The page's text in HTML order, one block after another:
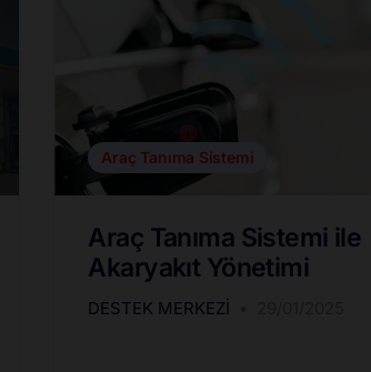
Araç Tanıma Sistemi
Araç Tanıma Sistemi ile
Akaryakıt Yönetimi
DESTEK MERKEZI